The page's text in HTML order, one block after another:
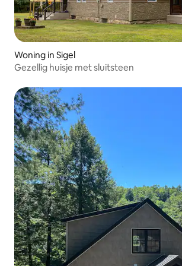
Woning in Sigel
Gezellig huisje met sluitsteen